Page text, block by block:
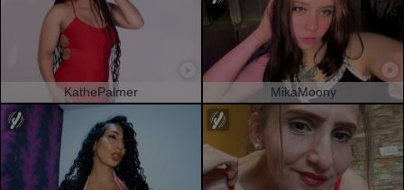
KathePalmer MikaMoony